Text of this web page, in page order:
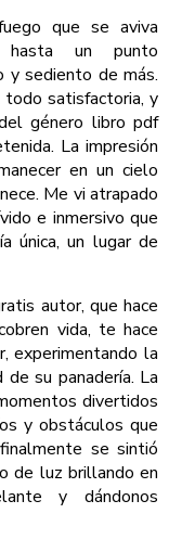
que se aviva
hasta un punto
y sediento de más.
todo satisfactoria, y
género libro pdf
La impresión
en un cielo
Me vi atrapado
e inmersivo que
única, un lugar de
autor, que hace
vida, te hace
experimentando la
su panadería. La
divertidos
y obstáculos que
se sintió
de luz brillando en
y dándonos